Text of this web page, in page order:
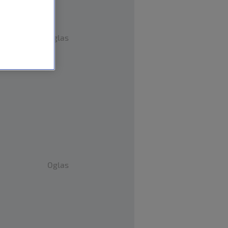
Oglas
Oglas